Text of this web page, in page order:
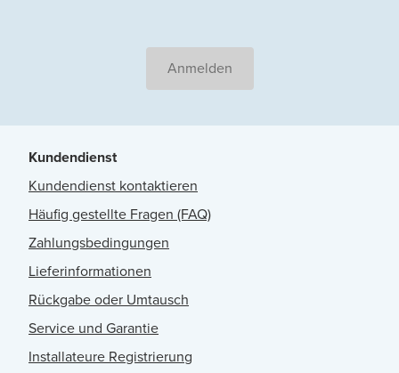
Anmelden
Kundendienst
Kundendienst kontaktieren
Häufig gestellte Fragen (FAQ)
Zahlungsbedingungen
Lieferinformationen
Rückgabe oder Umtausch
Service und Garantie
Installateure Registrierung